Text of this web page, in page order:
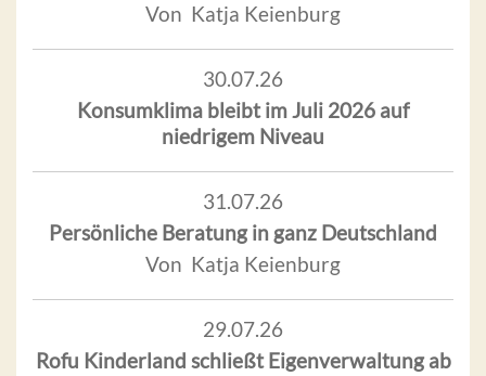
Von Katja Keienburg
30.07.26
Konsumklima bleibt im Juli 2026 auf
niedrigem Niveau
31.07.26
Persönliche Beratung in ganz Deutschland
Von Katja Keienburg
29.07.26
Rofu Kinderland schließt Eigenverwaltung ab